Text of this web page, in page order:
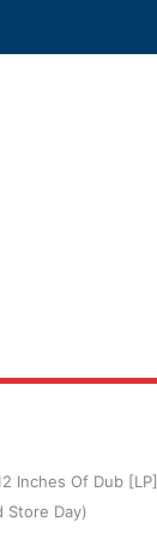
Inches Of Dub [LP]
Store Day)